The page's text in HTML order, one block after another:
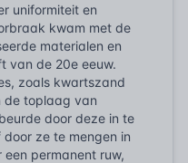
uniformiteit en
kwam met de
materialen en
van de 20e eeuw.
zoals kwartszand
de toplaag van
door deze in te
ze te mengen in
permanent ruw,